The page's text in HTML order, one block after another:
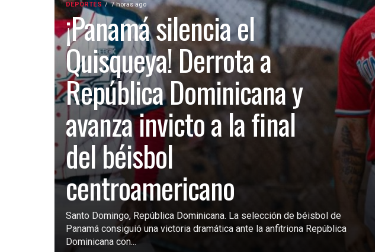
DEPORTES 7 horas ago
¡Panamá silencia el
Quisqueya! Derrota a
República Dominicana y
avanza invicto a la final
del béisbol
centroamericano
Santo Domingo, República Dominicana. La selección de béisbol de
Panamá consiguió una victoria dramática ante la anfitriona República
Dominicana con...